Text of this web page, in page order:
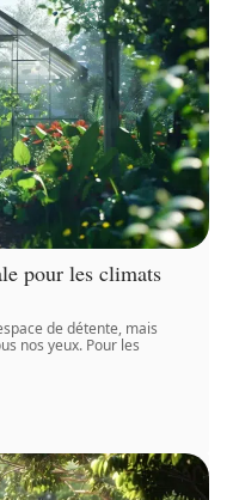
pour les climats
de détente, mais
nos yeux. Pour les